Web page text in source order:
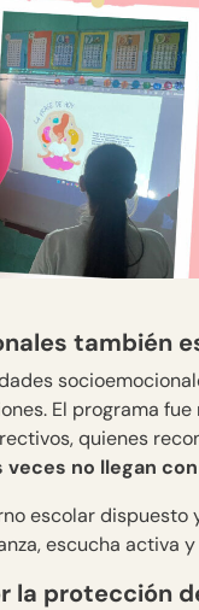
también
El programa
quienes
no llegan
escolar
escucha activa
la protección